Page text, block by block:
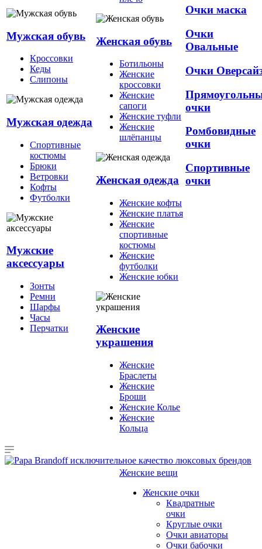
Мужская обувь
Кроссовки
Кеды
Слипоны
Мужская одежда
Спортивные
костюмы
Брюки
Ветровки
Кофты
Футболки
Мужские
аксессуары
Зонты
Ремни
Шарфы
Часы
Перчатки
Женская обувь
Ботильоны
Женские
кроссовки
Женские
сапоги
Женские туфли
Женские
шлёпанцы
Женская одежда
Женские кофты
Женские платья
Женские
спортивные
костюмы
Женские
футболки
Женские юбки
Женские
украшения
Женские
Браслеты
Женские
Броши
Женские Колье
Женские
Кольца
Очки маска
Очки
Овальные
Очки
очки
Ромбовидные
очки
Спортивные
очки
Женские вещи
Женские очки
Квадратные
очки
Круглые очки
Очки авиаторы
Очки бабочки